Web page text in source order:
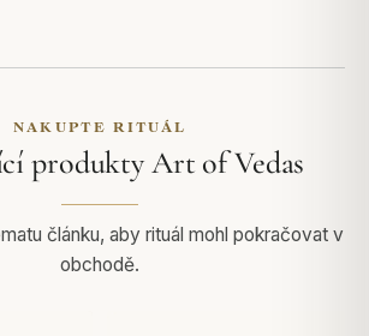
NAKUPTE RITUÁL
produkty Art of Vedas
článku, aby rituál mohl pokračovat v
obchodě.